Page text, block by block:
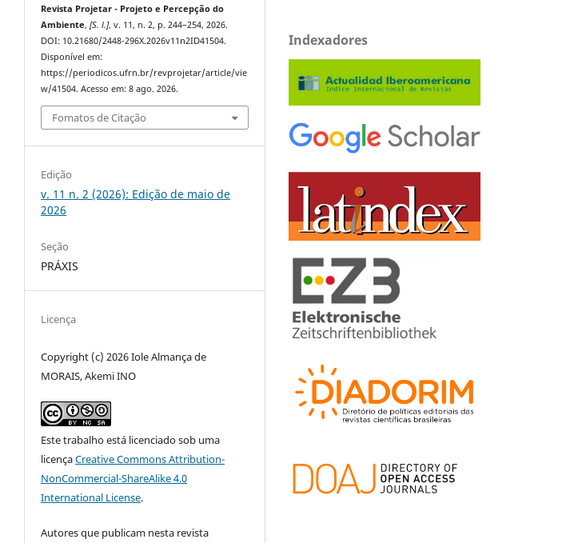
Revista Projetar - Projeto e Percepção do
Ambiente,[S. l.], v. 11, n. 2, p. 244–254, 2026.
DOI: 10.21680/2448-296X.2026v11n2ID41504.
Disponível em:
https://periodicos.ufrn.br/revprojetar/article/vie
w/41504. Acesso em: 8 ago. 2026.
Fomatos de Citação
Edição
v. 11 n. 2 (2026): Edição de maio de
2026
Seção
PRÁXIS
Licença
Copyright (c) 2026 Iole Almança de
MORAIS, Akemi INO
Este trabalho está licenciado sob uma
licençaCreative Commons Attribution-
NonCommercial-ShareAlike 4.0
International License.
Autores que publicam nesta revista
Indexadores